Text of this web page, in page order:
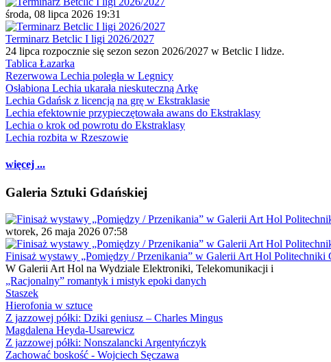
środa, 08 lipca 2026 19:31
Terminarz Betclic I ligi 2026/2027
24 lipca rozpocznie się sezon sezon 2026/2027 w Betclic I lidze.
Tablica Łazarka
Rezerwowa Lechia poległa w Legnicy
Osłabiona Lechia ukarała nieskuteczną Arkę
Lechia Gdańsk z licencją na grę w Ekstraklasie
Lechia efektownie przypieczętowała awans do Ekstraklasy
Lechia o krok od powrotu do Ekstraklasy
Lechia rozbita w Rzeszowie
więcej ...
Galeria Sztuki Gdańskiej
wtorek, 26 maja 2026 07:58
Finisaż wystawy „Pomiędzy / Przenikania” w Galerii Art Hol Politechniki
W Galerii Art Hol na Wydziale Elektroniki, Telekomunikacji i
„Racjonalny” romantyk i mistyk epoki danych
Staszek
Hierofonia w sztuce
Z jazzowej półki: Dziki geniusz – Charles Mingus
Magdalena Heyda-Usarewicz
Z jazzowej półki: Nonszalancki Argentyńczyk
Zachować boskość - Wojciech Sęczawa